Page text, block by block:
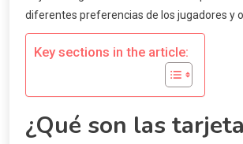
diferentes preferencias de los jugadores y
Key sections in the article:
¿Qué son las